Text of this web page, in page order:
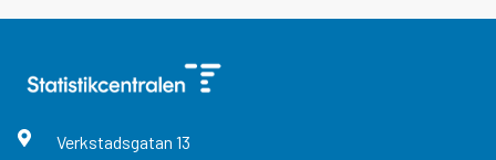
Verkstadsgatan 13